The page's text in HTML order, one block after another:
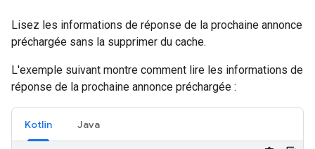
Lisez les informations de réponse de la prochaine annonce
préchargée sans la supprimer du cache.
L'exemple suivant montre comment lire les informations de
réponse de la prochaine annonce préchargée :
Kotlin Java